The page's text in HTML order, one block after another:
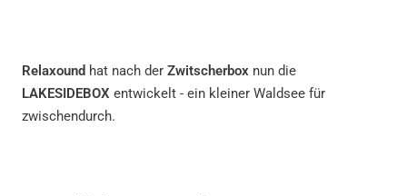
Relaxound hat nach der Zwitscherbox nun die
LAKESIDEBOX entwickelt - ein kleiner Waldsee für
zwischendurch.